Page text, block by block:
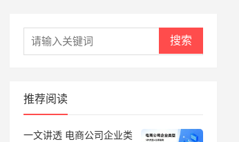
搜索
推荐阅读
一文讲透 电商公司企业类